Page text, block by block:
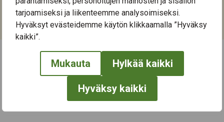
tarjoamiseksi ja liikenteemme analysoimiseksi.
Hyväksyt evästeidemme käytön klikkaamalla ”Hyväksy
kaikki”.
Mukauta Hylkää kaikki
Hyväksy kaikki
Kategoriat:
Liikunta
← Näytä kaikki tapahtumat